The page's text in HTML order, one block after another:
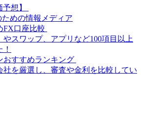
想】
めの情報メディア
FX口座比較
やスワップ、アプリなど100項目以上
おすすめランキング
社を厳選し、審査や金利を比較してい